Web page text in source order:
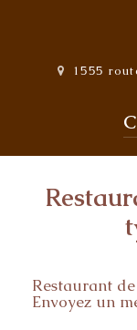
1555
Restaurant
Envoyez un